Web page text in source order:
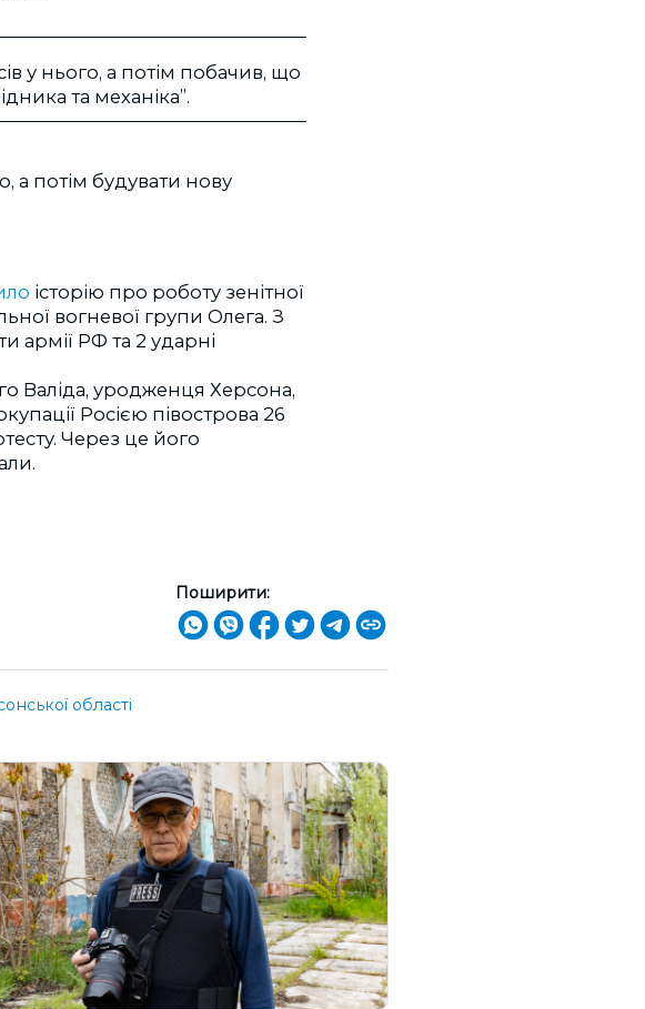
у нього, а потім побачив, що
та механіка”.
а потім будувати нову
історію про роботу зенітної
вогневої групи Олега. З
армії РФ та 2 ударні
Валіда, уродженця Херсона,
Росією півострова 26
Через це його
Поширити:
області